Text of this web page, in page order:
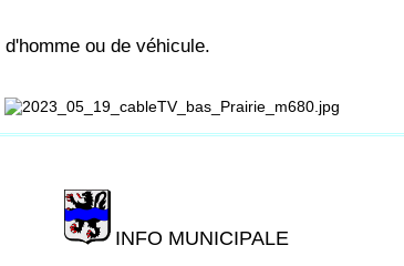
ou de véhicule.
INFO MUNICIPALE